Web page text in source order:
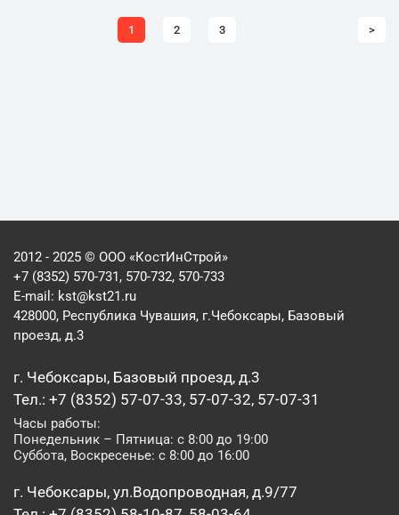
1 2 3 >
2012 - 2025 © ООО «КостИнСтрой»
+7 (8352) 570-731, 570-732, 570-733
E-mail: kst@kst21.ru
428000, Республика Чувашия, г.Чебоксары, Базовый
проезд, д.3
г. Чебоксары, Базовый проезд, д.3
Тел.: +7 (8352) 57-07-33, 57-07-32, 57-07-31
Часы работы:
Понедельник – Пятница: с 8:00 до 19:00
Суббота, Воскресенье: с 8:00 до 16:00
г. Чебоксары, ул.Водопроводная, д.9/77